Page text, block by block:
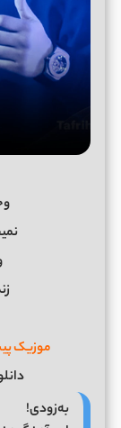
موزیک
به‌زودی!